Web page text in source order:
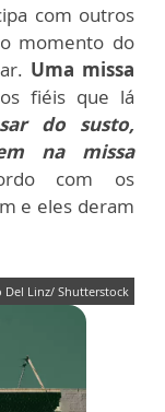
com outros
momento do
Uma missa
fiéis que lá
do susto,
na missa
com os
e eles deram
Del Linz/ Shutterstock